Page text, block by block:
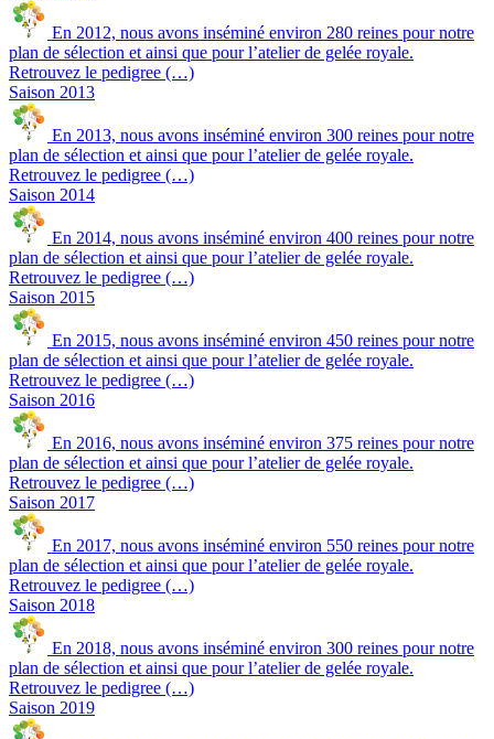
En 2012, nous avons inséminé environ 280 reines pour notre
plan de sélection et ainsi que pour l’atelier de gelée royale.
Retrouvez le pedigree (…)
Saison 2013
En 2013, nous avons inséminé environ 300 reines pour notre
plan de sélection et ainsi que pour l’atelier de gelée royale.
Retrouvez le pedigree (…)
Saison 2014
En 2014, nous avons inséminé environ 400 reines pour notre
plan de sélection et ainsi que pour l’atelier de gelée royale.
Retrouvez le pedigree (…)
Saison 2015
En 2015, nous avons inséminé environ 450 reines pour notre
plan de sélection et ainsi que pour l’atelier de gelée royale.
Retrouvez le pedigree (…)
Saison 2016
En 2016, nous avons inséminé environ 375 reines pour notre
plan de sélection et ainsi que pour l’atelier de gelée royale.
Retrouvez le pedigree (…)
Saison 2017
En 2017, nous avons inséminé environ 550 reines pour notre
plan de sélection et ainsi que pour l’atelier de gelée royale.
Retrouvez le pedigree (…)
Saison 2018
En 2018, nous avons inséminé environ 300 reines pour notre
plan de sélection et ainsi que pour l’atelier de gelée royale.
Retrouvez le pedigree (…)
Saison 2019